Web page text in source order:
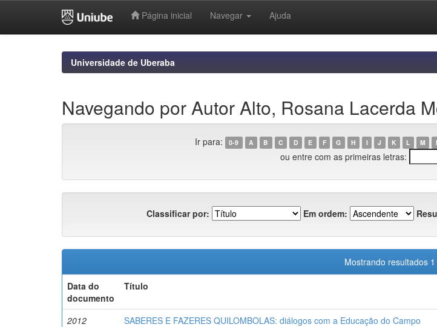
Página inicial Navegar Ajuda
Universidade de Uberaba
Navegando por Autor Alto, Rosana Lacerda
Ir para: 0-9 A B C D E F G H I J K L M
ou entre com as primeiras letras:
Classificar por: Em ordem:
Mostrando resultados 1
Data do
documento
Título
2012 SABERES E FAZERES QUILOMBOLAS: diálogos com a Educação do Campo